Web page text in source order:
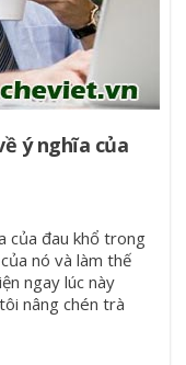
ý nghĩa của
của đau khổ trong
nó và làm thế
ngay lúc này
nâng chén trà